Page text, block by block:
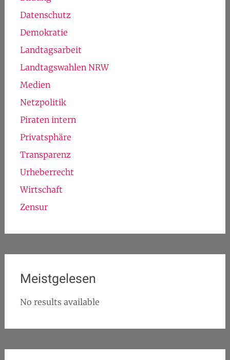
Datenschutz
Demokratie
Landtagsarbeit
Landtagswahlen NRW
Medien
Netzpolitik
Piraten intern
Privatsphäre
Transparenz
Urheberrecht
Wirtschaft
Zensur
Meistgelesen
No results available